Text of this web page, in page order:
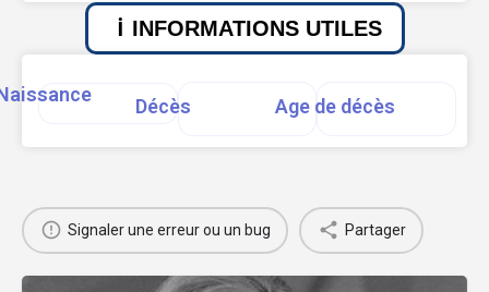
INFORMATIONS UTILES
Décès Age de décès
Signaler une erreur ou un bug Partager